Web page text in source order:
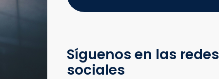
Síguenos en las redes
sociales